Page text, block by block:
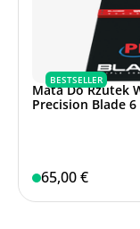
BESTSELLER
Mata Do Rzutek
Precision Blade 6
65,00 €